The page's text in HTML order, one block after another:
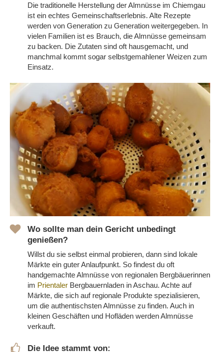
Die traditionelle Herstellung derAlmnüsse im Chiemgau
ist ein echtes Gemeinschaftserlebnis. Alte Rezepte
werden von Generation zu Generation weitergegeben. In
vielen Familien ist es Brauch, dieAlmnüsse gemeinsam
zu backen. Die Zutaten sind oft hausgemacht, und
manchmal kommt sogar selbstgemahlener Weizen zum
Einsatz.
Wo sollte man dein Gericht unbedingt
genießen?
Willst du sie selbst einmal probieren, dann sind lokale
Märkte ein guter Anlaufpunkt. So findest du oft
handgemachteAlmnüsse von regionalen Bergbäuerinnen
im Prientaler Bergbauernladen in Aschau. Achte auf
Märkte, die sich auf regionale Produkte spezialisieren,
um die authentischstenAlmnüsse zu finden. Auch in
kleinen Geschäften und Hofläden werdenAlmnüsse
verkauft.
Die Idee stammt von: